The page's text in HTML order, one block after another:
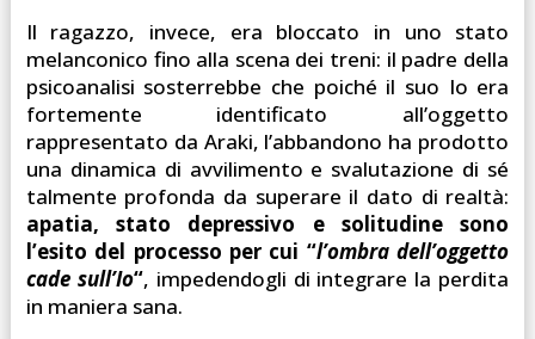
Il ragazzo, invece, era bloccato in uno stato
melanconico fino alla scena dei treni: il padre della
psicoanalisi sosterrebbe che poiché il suo Io era
fortemente identificato all’oggetto
rappresentato da Araki, l’abbandono ha prodotto
una dinamica di avvilimento e svalutazione di sé
talmente profonda da superare il dato di realtà:
apatia, stato depressivo e solitudine sono
l’esito del processo per cui “l’ombra dell’oggetto
cade sull’Io“, impedendogli di integrare la perdita
in maniera sana.